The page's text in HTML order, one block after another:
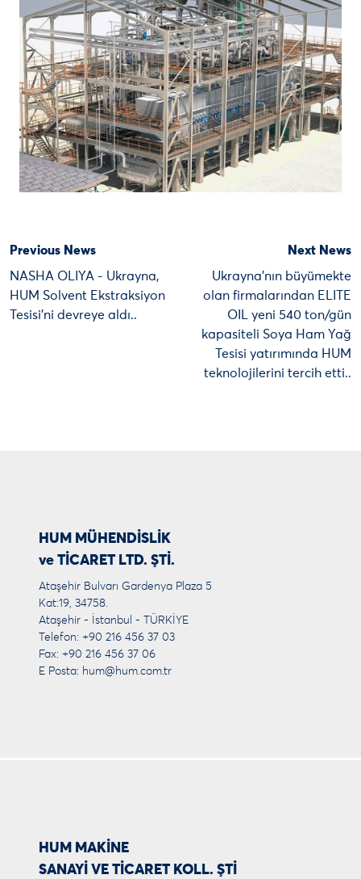
Previous News
NASHA OLIYA - Ukrayna,
HUM Solvent Ekstraksiyon
Tesisi’ni devreye aldı..
Next News
Ukrayna’nın büyümekte
olan firmalarından ELITE
OIL yeni 540 ton/gün
kapasiteli Soya Ham Yağ
Tesisi yatırımında HUM
teknolojilerini tercih etti..
HUM MÜHENDİSLİK
ve TİCARET LTD. ŞTİ.
Ataşehir Bulvarı Gardenya Plaza 5
Kat:19, 34758.
Ataşehir - İstanbul - TÜRKİYE
Telefon: +90 216 456 37 03
Fax: +90 216 456 37 06
E Posta: hum@hum.com.tr
HUM MAKİNE
SANAYİ VE TİCARET KOLL. ŞTİ